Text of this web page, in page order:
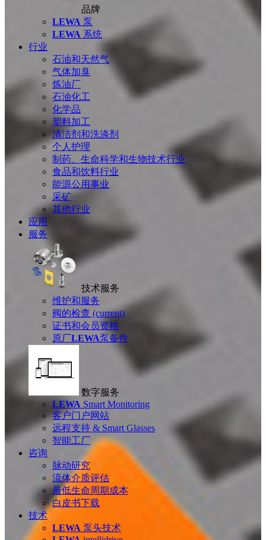
品牌
LEWA 泵
LEWA 系统
行业
石油和天然气
气体加臭
炼油厂
石油化工
化学品
塑料加工
清洁剂和洗涤剂
个人护理
制药、生命科学和生物技术行业
食品和饮料行业
能源公用事业
采矿
其他行业
应用
服务
技术服务
维护和服务
阀的检查 (current)
证书和会员资格
原厂LEWA泵备件
数字服务
LEWA Smart Monitoring
客户门户网站
远程支持 & Smart Glasses
智能工厂
咨询
脉动研究
流体介质评估
最低生命周期成本
白皮书下载
技术
LEWA 泵头技术